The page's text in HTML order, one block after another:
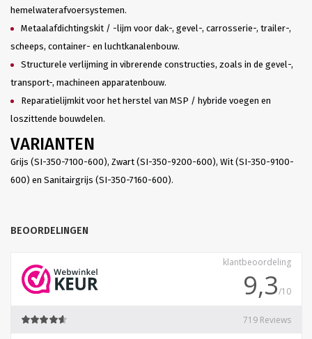
hemelwaterafvoersystemen.
Metaalafdichtingskit / -lijm voor dak-, gevel-, carrosserie-, trailer-,
scheeps, container- en luchtkanalenbouw.
Structurele verlijming in vibrerende constructies, zoals in de gevel-,
transport-, machineen apparatenbouw.
Reparatielijmkit voor het herstel van MSP / hybride voegen en
loszittende bouwdelen.
VARIANTEN
Grijs (SI-350-7100-600), Zwart (SI-350-9200-600), Wit (SI-350-9100-
600) en Sanitairgrijs (SI-350-7160-600).
BEOORDELINGEN